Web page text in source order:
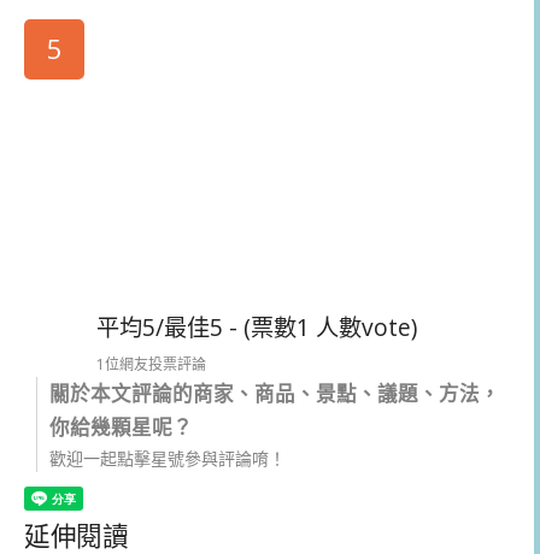
5
平均5/最佳5 - (票數1 人數vote)
1位網友投票評論
關於本文評論的商家、商品、景點、議題、方法，
你給幾顆星呢？
歡迎一起點擊星號參與評論唷！
延伸閱讀